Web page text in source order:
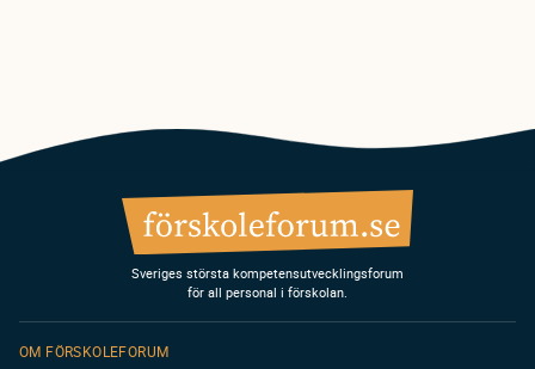
Sveriges största kompetensutvecklingsforum
för all personal i förskolan.
OM FÖRSKOLEFORUM